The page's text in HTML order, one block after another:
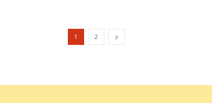
1 2